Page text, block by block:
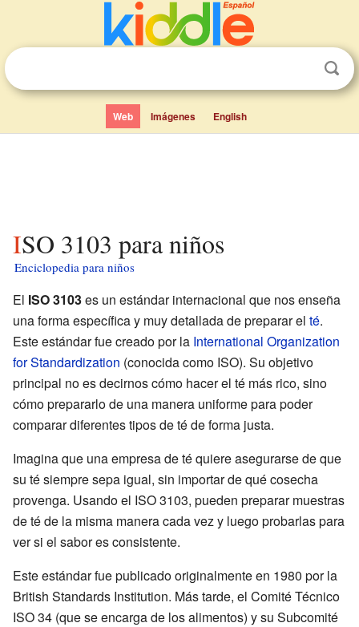
Web Imágenes English
ISO 3103 para niños
Enciclopedia para niños
El ISO 3103es un estándar internacional que nos enseña
una forma específica y muy detallada de preparar el té.
Este estándar fue creado por la International Organization
for Standardization (conocida como ISO). Su objetivo
principal no es decirnos cómo hacer el té más rico, sino
cómo prepararlo de una manera uniforme para poder
comparar diferentes tipos de té de forma justa.
Imagina que una empresa de té quiere asegurarse de que
su té siempre sepa igual, sin importar de qué cosecha
provenga. Usando el ISO 3103, pueden preparar muestras
de té de la misma manera cada vez y luego probarlas para
ver si el sabor es consistente.
Este estándar fue publicado originalmente en 1980 por la
British Standards Institution. Más tarde, el Comité Técnico
ISO 34 (que se encarga de los alimentos) y su Subcomité